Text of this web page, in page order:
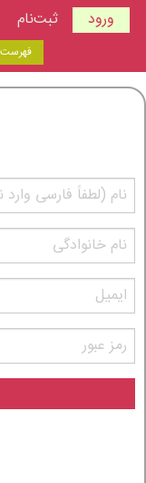
ورود ثبت‌نام
فهرست